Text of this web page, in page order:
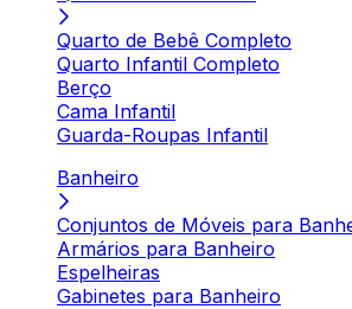
Quarto de Bebê Completo
Quarto Infantil Completo
Berço
Cama Infantil
Guarda-Roupas Infantil
Banheiro
Conjuntos de Móveis para
Armários para Banheiro
Espelheiras
Gabinetes para Banheiro